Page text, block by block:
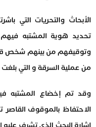
الأبحاث والتحريات التي
تحديد هوية المشتبه
وتوقيفهم من بينهم شخص
من عملية السرقة و التي بلغت قيمتها
وقد تم إخضاع المشتبه
الاحتفاظ بالموقوف القاصر